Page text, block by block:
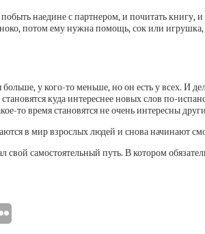
наедине с партнером, и почитать книгу,
потом ему нужна помощь, сок или
у кого-то меньше, но он есть у всех. И
куда интереснее новых слов по-
то время становятся не очень интересны
в мир взрослых людей и снова начинают
свой самостоятельный путь. В котором